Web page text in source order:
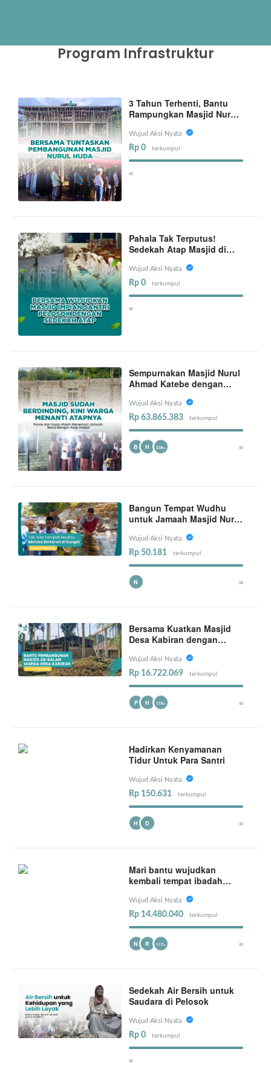
Program Infrastruktur
3 Tahun Terhenti, Bantu
Rampungkan Masjid Nurul
Wujud Aksi Nyata
Rp 0 terkumpul
∞
Pahala Tak Terputus!
Sedekah Atap Masjid di
Wujud Aksi Nyata
Rp 0 terkumpul
∞
Sempurnakan Masjid Nurul
Ahmad Katebe dengan
Wujud Aksi Nyata
Rp 63.865.383 terkumpul
B H 238+ ∞
Bangun Tempat Wudhu
untuk Jamaah Masjid Nur
Wujud Aksi Nyata
Rp 50.181 terkumpul
N ∞
Bersama Kuatkan Masjid
Desa Kabiran dengan
Wujud Aksi Nyata
Rp 16.722.069 terkumpul
P H 118+ ∞
Hadirkan Kenyamanan
Tidur Untuk Para Santri
Wujud Aksi Nyata
Rp 150.631 terkumpul
H D ∞
Mari bantu wujudkan
kembali tempat ibadah
Pobila
Wujud Aksi Nyata
Rp 14.480.040 terkumpul
N R 117+ ∞
Sedekah Air Bersih untuk
Saudara di Pelosok
Wujud Aksi Nyata
Rp 0 terkumpul
∞